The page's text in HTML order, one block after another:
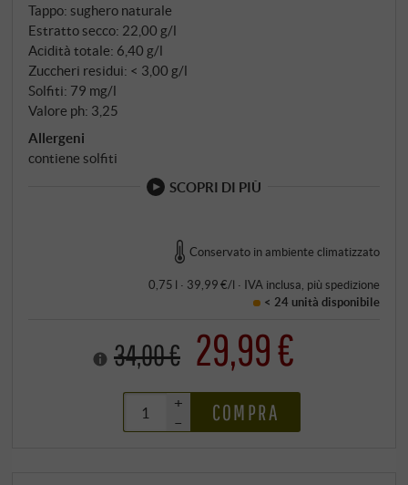
Tappo: sughero naturale
Estratto secco: 22,00 g/l
Acidità totale: 6,40 g/l
Zuccheri residui: < 3,00 g/l
Solfiti: 79 mg/l
Valore ph: 3,25
Allergeni
contiene solfiti
SCOPRI DI PIÙ
Conservato in ambiente climatizzato
0,75 l · 39,99 €/l · IVA inclusa, più spedizione
< 24 unità disponibile
34,00 € 29,99 €
+
–
COMPRA